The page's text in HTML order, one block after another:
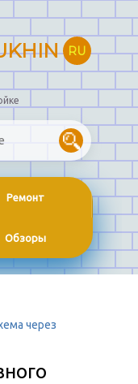
RU
Ремонт
Обзоры
через